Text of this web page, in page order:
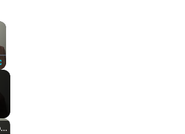
×
Fullscreen
Adding Loyalty Programs